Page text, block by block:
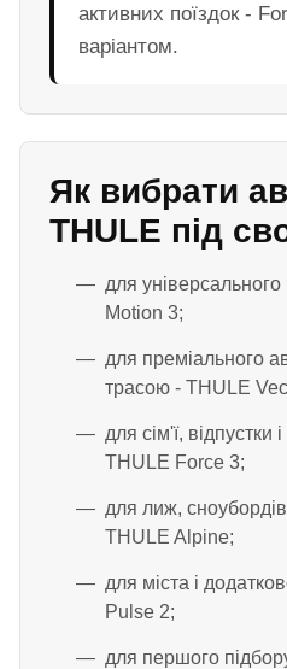
активних поїздок -
варіантом.
Як вибрати
THULE під
для
Motion 3;
для преміального
трасою - THULE
для сім'ї, відпустки
THULE Force 3;
для лиж,
THULE Alpine;
для міста і
Pulse 2;
для першого